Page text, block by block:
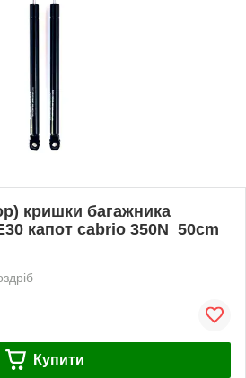
кришки багажника
капот cabrio 350N 50cm
Купити